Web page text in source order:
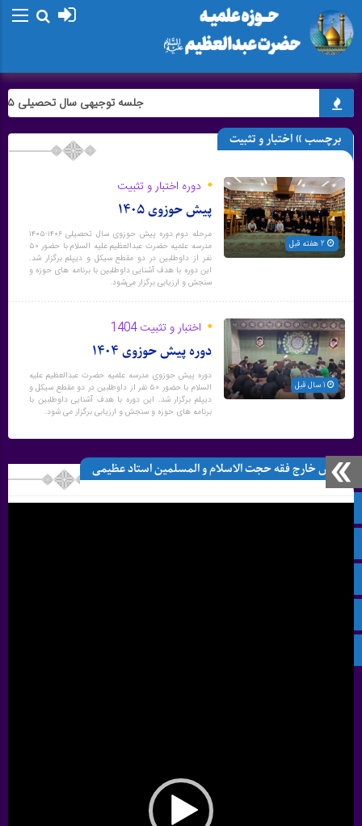
صفحه نخست
جلسه توجیهی سال تحصیلی ۱۴۰۵-۱۴۰۴
برچسب » اختبار و تثبیت
دوره اختبار و تثبیت
پیش حوزوی ۱۴۰۵
مرحله دوم دوره پیش حوزوی سال تحصیلی ۱۴۰۶-۱۴۰۵
مدرسه علمیه حضرت عبدالعظیم علیه السلام با حضور ۵۰
نفر از داوطلبین در دو مقطع سیکل و دیپلم برگزار شد.
این دوره با هدف آشنایی داوطلبین با برنامه های حوزه و
سنجش و ارزیابی برگزار می‌شود.
اختبار و تثبیت 1404
دوره پیش حوزوی ۱۴۰۴
دوره پیش حوزوی مدرسه علمیه حضرت عبدالعظیم علیه
السلام با حضور ۵۰ نفر از داوطلبین در دو مقطع سیکل و
دیپلم برگزار شد. این دوره با هدف آشنایی داوطلبین با
برنامه های حوزه و سنجش و ارزیابی برگزار می شود.
درس خارج فقه حجت الاسلام و المسلمین استاد عظیمی
ویدیو